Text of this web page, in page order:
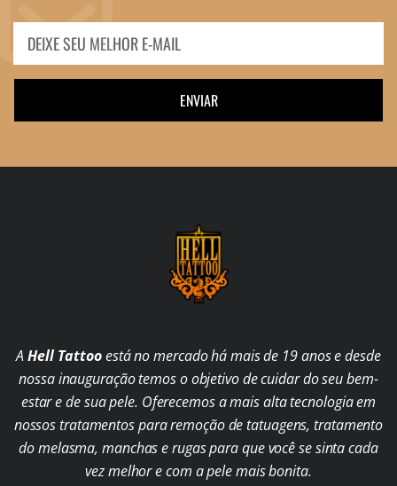
ENVIAR
AHell Tattooestá no mercado há mais de 19 anos e desde
nossa inauguração temos o objetivo de cuidar do seu bem-
estar e de sua pele. Oferecemos a mais alta tecnologia em
nossos tratamentos para remoção de tatuagens, tratamento
do melasma, manchas e rugas para que você se sinta cada
vez melhor e com a pele mais bonita.